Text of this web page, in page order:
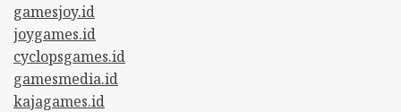
gamesjoy.id
joygames.id
cyclopsgames.id
gamesmedia.id
kajagames.id